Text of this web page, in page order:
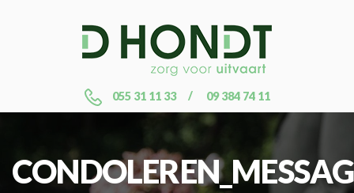
055 31 11 33 09 384 74 11